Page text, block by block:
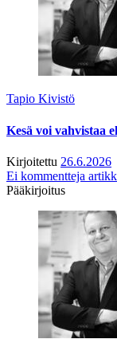
Tapio Kivistö
Kesä voi vahvistaa
Kirjoitettu 26.6.2026
Ei kommentteja
Pääkirjoitus